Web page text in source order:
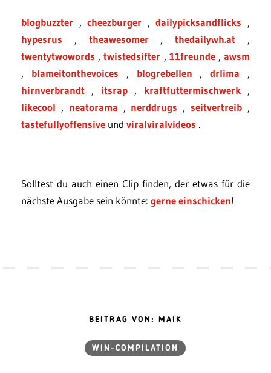
blogbuzzter ,cheezburger ,dailypicksandflicks ,
hypesrus , theawesomer ,thedailywh.at ,
twentytwowords ,twistedsifter , 11freunde ,awsm
, blameitonthevoices , blogrebellen ,drlima ,
hirnverbrandt , itsrap , kraftfuttermischwerk ,
likecool , neatorama , nerddrugs , seitvertreib ,
tastefullyoffensive und viralviralvideos .
Solltest du auch einen Clip finden, der etwas für die
nächste Ausgabe sein könnte: gerne einschicken!
BEITRAG VON: MAIK
WIN-COMPILATION